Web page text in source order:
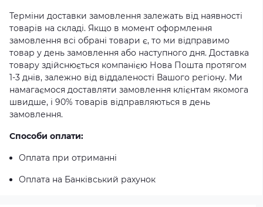
Терміни доставки замовлення залежать від наявності
товарів на складі. Якщо в момент оформлення
замовлення всі обрані товари є, то ми відправимо
товар у день замовлення або наступного дня. Доставка
товару здійснюється компанією Нова Пошта протягом
1-3 днів, залежно від віддаленості Вашого регіону. Ми
намагаємося доставляти замовлення клієнтам якомога
швидше, і 90% товарів відправляються в день
замовлення.
Способи оплати:
Оплата при отриманні
Оплата на Банківський рахунок